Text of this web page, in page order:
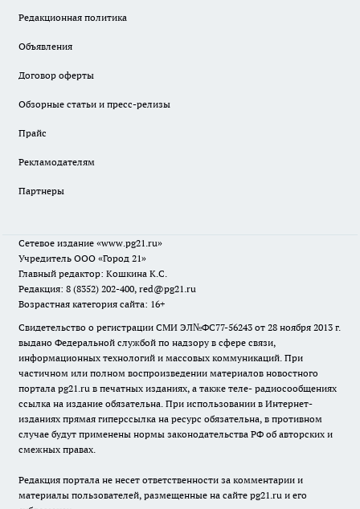
Редакционная политика
Объявления
Договор оферты
Обзорные статьи и пресс-релизы
Прайс
Рекламодателям
Партнеры
Сетевое издание «www.pg21.ru»
Учредитель ООО «Город 21»
Главный редактор: Кошкина К.С.
Редакция: 8 (8352) 202-400, red@pg21.ru
Возрастная категория сайта: 16+
Свидетельство о регистрации СМИ ЭЛ№ФС77-56243 от 28 ноября 2013 г.
выдано Федеральной службой по надзору в сфере связи,
информационных технологий и массовых коммуникаций. При
частичном или полном воспроизведении материалов новостного
портала pg21.ru в печатных изданиях, а также теле- радиосообщениях
ссылка на издание обязательна. При использовании в Интернет-
изданиях прямая гиперссылка на ресурс обязательна, в противном
случае будут применены нормы законодательства РФ об авторских и
смежных правах.
Редакция портала не несет ответственности за комментарии и
материалы пользователей, размещенные на сайте pg21.ru и его